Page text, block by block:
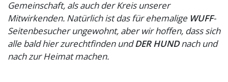
Gemeinschaft, als auch der Kreis unserer
Mitwirkenden. Natürlich ist das für ehemalige WUFF-
Seitenbesucher ungewohnt, aber wir hoffen, dass sich
alle bald hier zurechtfinden undDER HUNDnach und
nach zur Heimat machen.